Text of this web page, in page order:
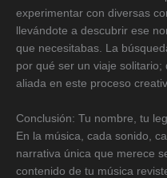
experimentar con diversas
llevándote a descubrir ese
que necesitabas. La
por qué ser un viaje
aliada en este proceso
Conclusión: Tu nombre, tu
En la música, cada sonido,
narrativa única que merece
contenido de tu música